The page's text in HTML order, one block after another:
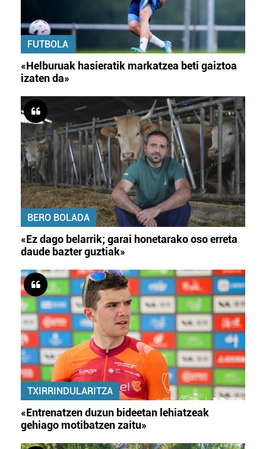
FUTBOLA
«Helburuak hasieratik markatzea beti gaiztoa
izaten da»
BERO BOLADA
«Ez dago belarrik; garai honetarako oso erreta
daude bazter guztiak»
TXIRRINDULARITZA
«Entrenatzen duzun bideetan lehiatzeak
gehiago motibatzen zaitu»